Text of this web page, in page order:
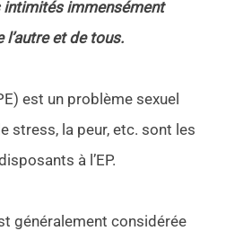
immensément
et de tous.
est un problème sexuel
stress, la peur, etc. sont les
à l’EP.
généralement considérée